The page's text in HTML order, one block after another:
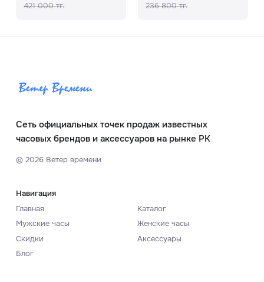
421 000 тг.
236 800 тг.
Сеть официальных точек продаж известных
часовых брендов и аксессуаров на рынке РК
© 2026Ветер времени
Навигация
Главная
Каталог
Мужские часы
Женские часы
Скидки
Аксессуары
Блог